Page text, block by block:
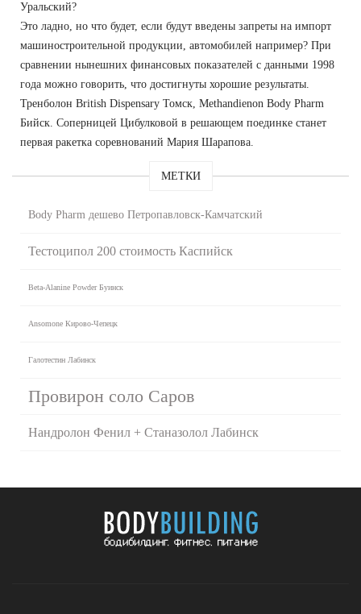
Уральский?
Это ладно, но что будет, если будут введены запреты на импорт
машиностроительной продукции, автомобилей например? При
сравнении нынешних финансовых показателей с данными 1998
года можно говорить, что достигнуты хорошие результаты.
Тренболон British Dispensary Томск, Methandienon Body Pharm
Бийск. Соперницей Цибулковой в решающем поединке станет
первая ракетка соревнований Мария Шарапова.
МЕТКИ
Body Pharm дешево Петропавловск-Камчатский
Тестоципол 200 стоимость Каспийск
Beta-Alanine Powder Буинск
Ansomone Кирово-Чепецк
Галотестин Лабинск
Провирон соло Саров
Нандролон Фенил + Станазолол Лабинск